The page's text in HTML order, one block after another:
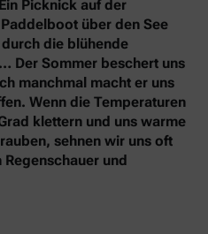
Picknick auf der
über den See
die blühende
Der Sommer beschert uns
manchmal macht er uns
Wenn die Temperaturen
klettern und uns warme
sehnen wir uns oft
und